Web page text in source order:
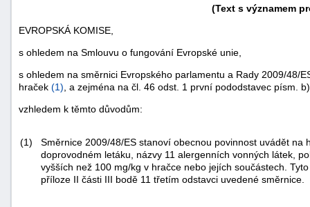
(Text s významem
EVROPSKÁ KOMISE,
s ohledem na Smlouvu o fungování Evropské unie,
s ohledem na směrnici Evropského parlamentu a Rady 2009/48/
hraček (1) , a zejména na čl. 46 odst. 1 první pododstavec písm.
vzhledem k těmto důvodům:
(1)
Směrnice 2009/48/ES stanoví obecnou povinnost uvádět
doprovodném letáku, názvy 11 alergenních vonných látek,
vyšších než 100 mg/kg v hračce nebo jejích součástech.
příloze II části III bodě 11 třetím odstavci uvedené směrnice.
škody